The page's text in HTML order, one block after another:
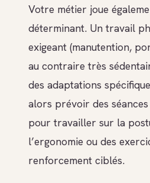
Votre métier joue
déterminant. Un travail
exigeant (manutention,
au contraire très
des adaptations
alors prévoir des
pour travailler sur la
l’ergonomie ou des
renforcement ciblés.